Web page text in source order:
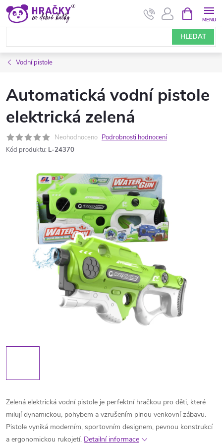
Přejít
obsah
HLEDAT
NÁKUPNÍ
KOŠÍK
Vodní pistole
Automatická vodní pistole
elektrická zelená
Neohodnoceno Podrobnosti hodnocení
Kód produktu: L-24370
Zelená elektrická vodní pistole je perfektní hračkou pro děti, které
milují dynamickou, pohybem a vzrušením plnou venkovní zábavu.
Pistole vyniká moderním, sportovním designem, pevnou konstrukcí
a ergonomickou rukojetí. Detailní informace